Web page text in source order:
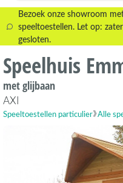
Bezoek onze showroom
speeltoestellen. Let op:
gesloten.
Speelhuis
met glijbaan
AXI
Speeltoestellen particulier Alle